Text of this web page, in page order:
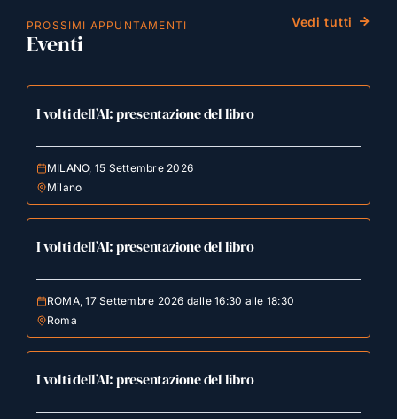
PROSSIMI APPUNTAMENTI
Eventi
Vedi tutti
I volti dell’AI: presentazione del libro
MILANO, 15 Settembre 2026
Milano
I volti dell’AI: presentazione del libro
ROMA, 17 Settembre 2026 dalle 16:30 alle 18:30
Roma
I volti dell’AI: presentazione del libro